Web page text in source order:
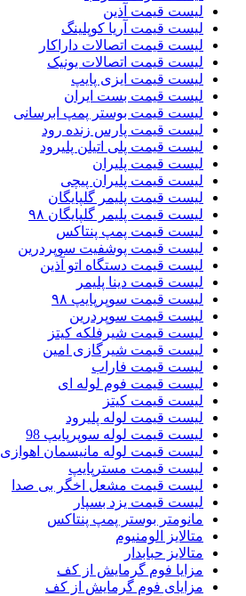
لیست قیمت آذین
لیست قیمت آریا کوپلینگ
لیست قیمت اتصالات داراکار
لیست قیمت اتصالات یونیک
لیست قیمت ایزی پایپ
لیست قیمت بست ایران
لیست قیمت بوستر پمپ ابرسانی
لیست قیمت پارس زنده رود
لیست قیمت پلی اتیلن پلیرود
لیست قیمت پلیران
لیست قیمت پلیران پیچی
لیست قیمت پلیمر گلپایگان
لیست قیمت پلیمر گلپایگان ۹۸
لیست قیمت پمپ پنتاکس
لیست قیمت پوشفیت سوپردرین
لیست قیمت دستگاه اتو آذین
لیست قیمت دینا پلیمر
لیست قیمت سوپرپایپ ۹۸
لیست قیمت سوپردرین
لیست قیمت شیرفلکه کیتز
لیست قیمت شیرگازی امین
لیست قیمت فاراب
لیست قیمت فوم لوله ای
لیست قیمت کیتز
لیست قیمت لوله پلیرود
لیست قیمت لوله سوپرپایپ 98
لیست قیمت لوله مانیسمان اهوازی
لیست قیمت مسترپایپ
لیست قیمت مشعل اخگر بی صدا
لیست قیمت یزد بسپار
مانومتر بوستر پمپ پنتاکس
متالایز الومنیوم
متالایز حبابدار
مزایا فوم گرمایش از کف
مزایای فوم گرمایش از کف